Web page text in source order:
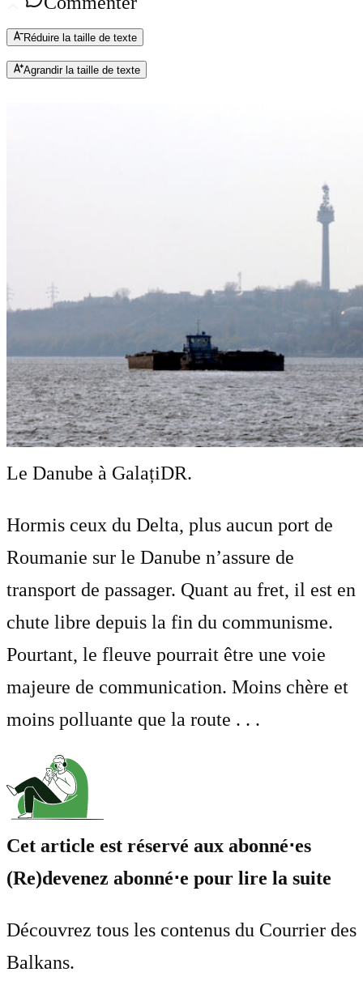
Réduire la taille de texte
Agrandir la taille de texte
Le Danube à GalațiDR.
Hormis ceux du Delta, plus aucun port de
Roumanie sur le Danube n’assure de
transport de passager. Quant au fret, il est en
chute libre depuis la fin du communisme.
Pourtant, le fleuve pourrait être une voie
majeure de communication. Moins chère et
moins polluante que la route . . .
Cet article est réservé aux abonné⋅es
(Re)devenez abonné⋅e pour lire la suite
Découvrez tous les contenus du Courrier des
Balkans.